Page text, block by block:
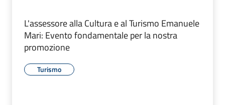
L'assessore alla Cultura e al Turismo Emanuele
Mari: Evento fondamentale per la nostra
promozione
Turismo